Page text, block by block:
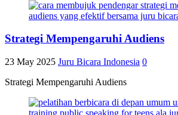
Strategi Mempengaruhi Audiens
23 May 2025 Juru Bicara Indonesia 0
Strategi Mempengaruhi Audiens